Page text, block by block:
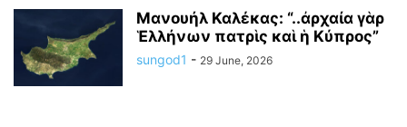
Μανουήλ Καλέκας: “..ἀρχαία γὰρ
Ἑλλήνων πατρὶς καὶ ἡ Κύπρος”
sungod1 - 29 June, 2026